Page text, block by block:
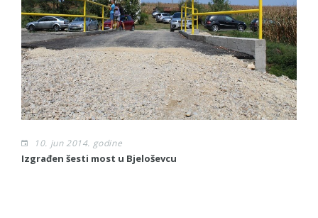
10. jun 2014. godine
Izgrađen šesti most u Bjeloševcu